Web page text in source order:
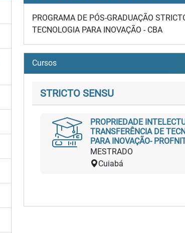
PROGRAMA DE PÓS-GRADUAÇÃO
TECNOLOGIA PARA INOVAÇÃO - CBA
Cursos
STRICTO SENSU
PROPRIEDADE
TRANSFERÊNCIA DE
PARA INOVAÇÃO-
MESTRADO
Cuiabá